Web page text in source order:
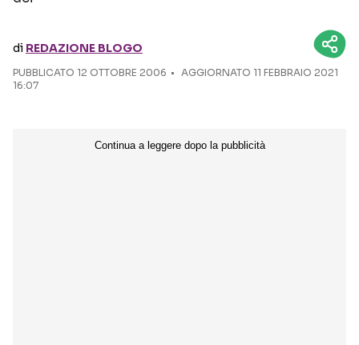
di REDAZIONE BLOGO
PUBBLICATO 12 OTTOBRE 2006
AGGIORNATO 11 FEBBRAIO 2021
16:07